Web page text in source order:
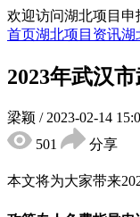
欢迎访问湖北项目申
首页湖北项目资讯湖
2023年武汉
梁颖 / 2023-02-14
501
分享
本文将为大家带来